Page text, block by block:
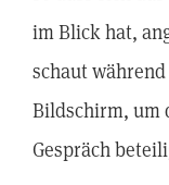
im Blick hat,
schaut
Bildschirm, um
Gespräch